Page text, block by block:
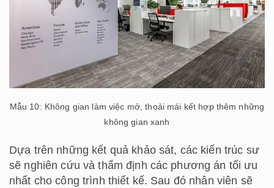
Mẫu 10: Không gian làm việc mở, thoải mái kết hợp thêm những
không gian xanh
Dựa trên những kết quả khảo sát, các kiến trúc sư
sẽ nghiên cứu và thẩm định các phương án tối ưu
nhất cho công trình thiết kế. Sau đó nhân viên sẽ